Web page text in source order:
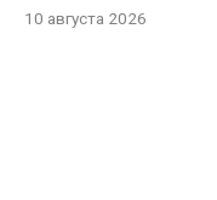
10 августа 2026